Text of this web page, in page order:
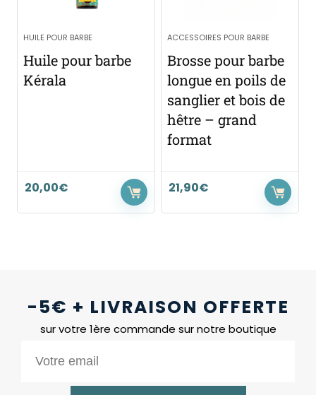
HUILE POUR BARBE
Huile pour barbe
Kérala
20,00€
ACCESSOIRES POUR BARBE
Brosse pour barbe
longue en poils de
sanglier et bois de
hêtre – grand
format
21,90€
-5€ + LIVRAISON OFFERTE
sur votre 1ère commande sur notre boutique